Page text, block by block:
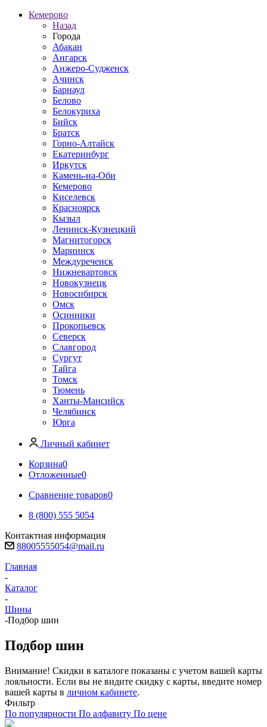
Кемерово
Назад
Города
Абакан
Ангарск
Анжеро-Судженск
Ачинск
Барнаул
Белово
Белокуриха
Бийск
Братск
Горно-Алтайск
Екатеринбург
Иркутск
Камень-на-Оби
Кемерово
Киселевск
Красноярск
Кызыл
Ленинск-Кузнецкий
Магнитогорск
Мариинск
Междуреченск
Нижневартовск
Новокузнецк
Новосибирск
Омск
Осинники
Прокопьевск
Северск
Славгород
Сургут
Тайга
Томск
Тюмень
Ханты-Мансийск
Челябинск
Юрга
Личный кабинет
Корзина0
Отложенные0
Сравнение товаров0
8 (800) 555 5054
Контактная информация
88005555054@mail.ru
Главная
-
Каталог
-
Шины
-Подбор шин
Подбор шин
Внимание! Скидки в каталоге показаны с учетом вашей карты
лояльности. Если вы не видите скидку с карты, введите номер
вашей карты в личном кабинете.
Фильтр
По популярности По алфавиту По цене